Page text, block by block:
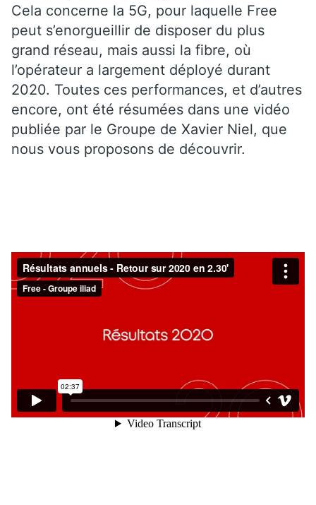
Cela concerne la 5G, pour laquelle Free
peut s’enorgueillir de disposer du plus
grand réseau, mais aussi la fibre, où
l’opérateur a largement déployé durant
2020. Toutes ces performances, et d’autres
encore, ont été résumées dans une vidéo
publiée par le Groupe de Xavier Niel, que
nous vous proposons de découvrir.